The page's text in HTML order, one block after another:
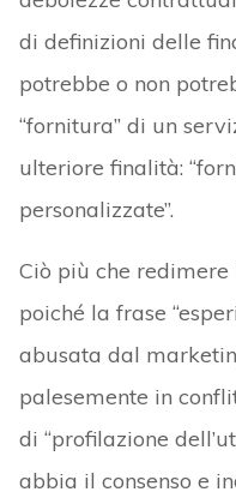
di definizioni delle
potrebbe o non
“fornitura” di un
ulteriore finalità:
personalizzate”.
Ciò più che
poiché la frase
abusata dal
palesemente in
di “profilazione
abbia il consenso e